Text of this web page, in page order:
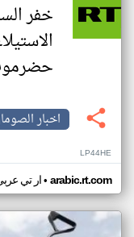
خفر
اخبار
LP44HE
ار تي• arabic.rt.com